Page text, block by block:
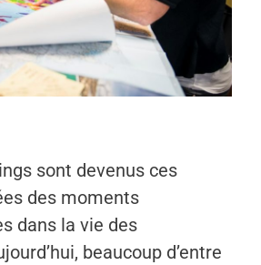
sont devenus ces
des moments
dans la vie des
beaucoup d’entre